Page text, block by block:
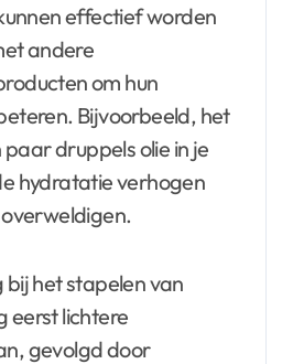
effectief worden
andere
om hun
Bijvoorbeeld, het
druppels olie in je
hydratatie verhogen
bij het stapelen van
eerst lichtere
gevolgd door